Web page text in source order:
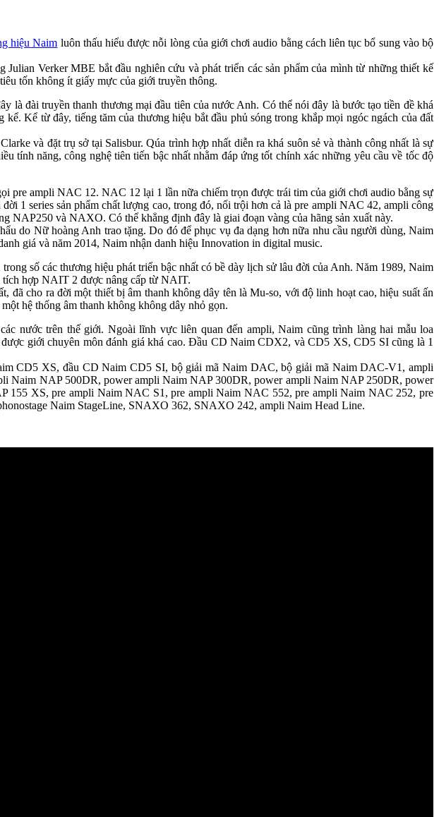
hiệu Naim luôn thấu hiểu được nỗi lòng của giới chơi audio bằng cách liên tục bổ sung vào bộ
Verker MBE bắt đầu nghiên cứu và phát triển các sản phẩm của mình từ những thiết kế
tốn không ít giấy mực của giới truyền thông.
là đài truyền thanh thương mại đầu tiên của nước Anh. Có thể nói đây là bước tạo tiền đề khá
Kể từ đây, tiếng tăm của thương hiệu bắt đầu phủ sóng trong khắp mọi ngóc ngách của đất
và đặt trụ sở tại Salisbur. Qúa trình hợp nhất diễn ra khá suôn sẻ và thành công nhất là sự
tính năng, công nghệ tiên tiến bậc nhất nhằm đáp ứng tốt chính xác những yêu cầu về tốc độ
pre ampli NAC 12. NAC 12 lại 1 lần nữa chiếm trọn được trái tim của giới chơi audio bằng sự
1 series sản phẩm chất lượng cao, trong đó, nổi trội hơn cả là pre ampli NAC 42, ampli công
NAP250 và NAXO. Có thể khẳng định đây là giai đoạn vàng của hãng sản xuất này.
do Nữ hoàng Anh trao tặng. Do đó để phục vụ đa dạng hơn nữa nhu cầu người dùng, Naim
giá và năm 2014, Naim nhận danh hiệu Innovation in digital music.
số các thương hiệu phát triển bậc nhất có bề dày lịch sử lâu đời của Anh. Năm 1989, Naim
tích hợp NAIT 2 được nâng cấp từ NAIT.
cho ra đời một thiết bị âm thanh không dây tên là Mu-so, với độ linh hoạt cao, hiệu suất ấn
hệ thống âm thanh không không dây nhỏ gọn.
nước trên thế giới. Ngoài lĩnh vực liên quan đến ampli, Naim cũng trình làng hai mẫu loa
giới chuyên môn đánh giá khá cao. Đầu CD Naim CDX2, và CD5 XS, CD5 SI cũng là 1
CD5 XS, đầu CD Naim CD5 SI, bộ giải mã Naim DAC, bộ giải mã Naim DAC-V1, ampli
NAP 500DR, power ampli Naim NAP 300DR, power ampli Naim NAP 250DR, power
XS, pre ampli Naim NAC S1, pre ampli Naim NAC 552, pre ampli Naim NAC 252, pre
Naim StageLine, SNAXO 362, SNAXO 242, ampli Naim Head Line.